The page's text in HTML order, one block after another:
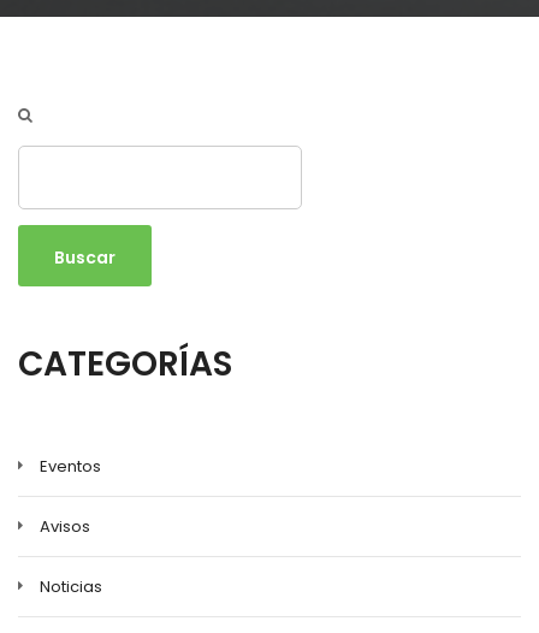
CATEGORÍAS
Eventos
Avisos
Noticias